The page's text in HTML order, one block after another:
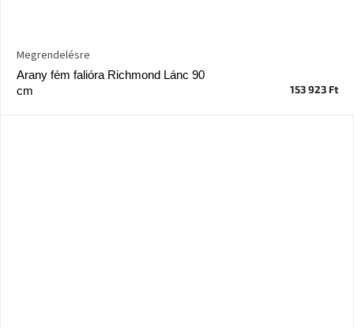
Arany fém falióra Richmond Lánc 90
cm
Megrendelésre
153 923 Ft